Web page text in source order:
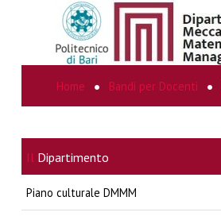
CERCA...
Home Bandi per Docenti
Il Dipartimento
Piano culturale DMMM